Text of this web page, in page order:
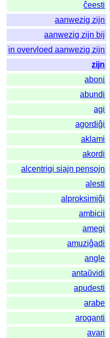
ĉeesti
aanwezig zijn
aanwezig zijn bij
in overvloed aanwezig zijn
zijn
aboni
abundi
agi
agordiĝi
aklami
akordi
alcentrigi siajn pensojn
alesti
alproksimiĝi
ambicii
amegi
amuziĝadi
angle
antaŭvidi
apudesti
arabe
aroganti
avari